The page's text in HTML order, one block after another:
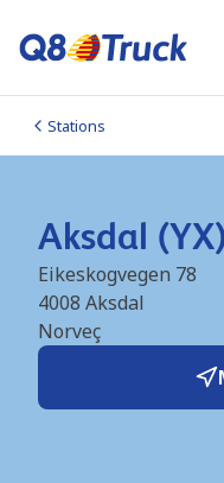
Stations
Aksdal
Eikeskogvegen 78
4008 Aksdal
Norveç